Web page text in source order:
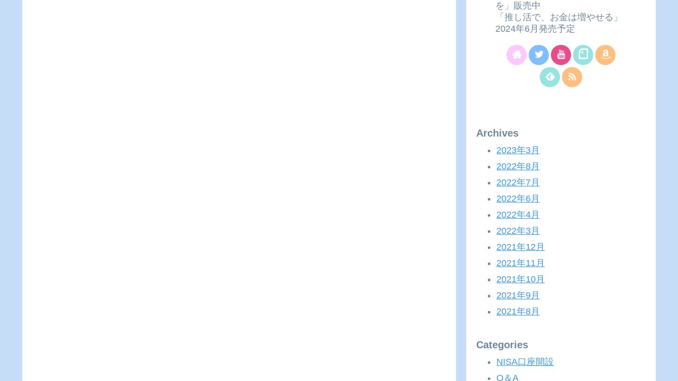
を」販売中
「推し活で、お金は増やせる」
2024年6月発売予定
Archives
2023年3月
2022年8月
2022年7月
2022年6月
2022年4月
2022年3月
2021年12月
2021年11月
2021年10月
2021年9月
2021年8月
Categories
NISA口座開設
Q＆A